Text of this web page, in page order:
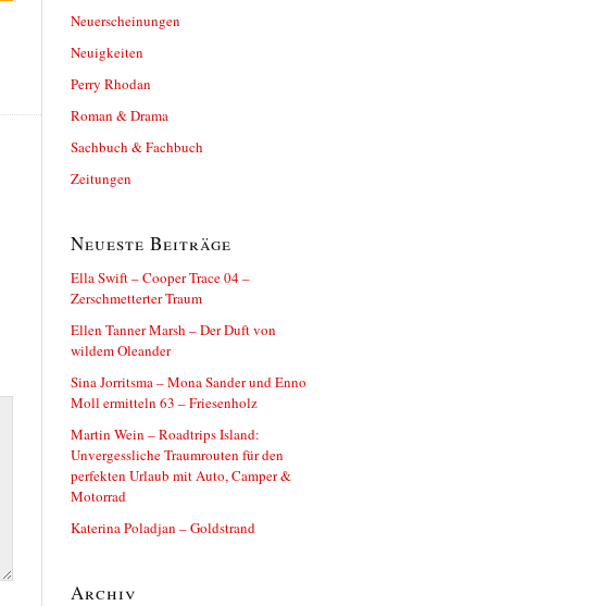
Neuerscheinungen
Neuigkeiten
Perry Rhodan
Roman & Drama
Sachbuch & Fachbuch
Zeitungen
Neueste Beiträge
Ella Swift – Cooper Trace 04 –
Zerschmetterter Traum
Ellen Tanner Marsh – Der Duft von
wildem Oleander
Sina Jorritsma – Mona Sander und Enno
Moll ermitteln 63 – Friesenholz
Martin Wein – Roadtrips Island:
Unvergessliche Traumrouten für den
perfekten Urlaub mit Auto, Camper &
Motorrad
Katerina Poladjan – Goldstrand
Archiv